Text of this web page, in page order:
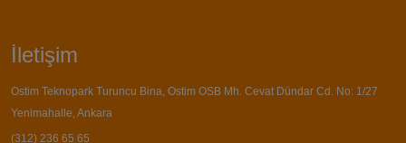
İletişim
Ostim Teknopark Turuncu Bina, Ostim OSB Mh. Cevat Dündar Cd. No: 1/27
Yenimahalle, Ankara
(312) 236 65 65